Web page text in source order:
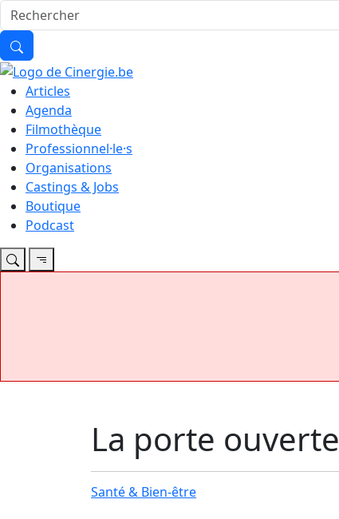
Articles
Agenda
Filmothèque
Professionnel·le·s
Organisations
Castings & Jobs
Boutique
Podcast
La porte ouverte
Santé & Bien-être